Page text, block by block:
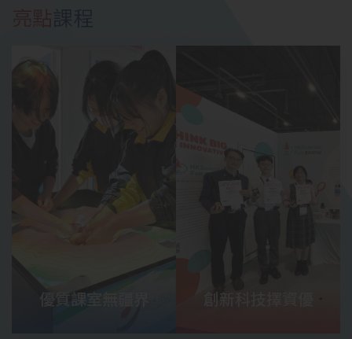
優質課室無疆界 創新科技擇資優